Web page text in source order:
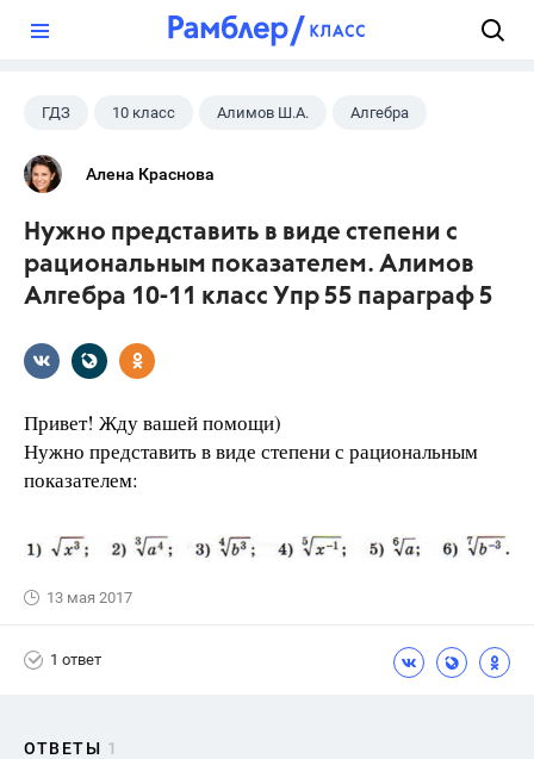
ГДЗ 10 класс Алимов Ш.А. Алгебра
Алена Краснова
Нужно представить в виде степени с
рациональным показателем. Алимов
Алгебра 10-11 класс Упр 55 параграф 5
Привет! Жду вашей помощи)
Нужно представить в виде степени с рациональным
показателем:
13 мая 2017
1 ответ
ОТВЕТЫ 1